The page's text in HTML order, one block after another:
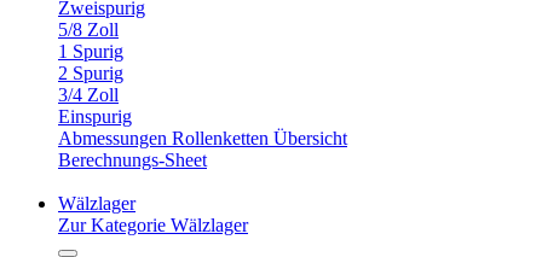
Zweispurig
5/8 Zoll
1 Spurig
2 Spurig
3/4 Zoll
Einspurig
Abmessungen Rollenketten Übersicht
Berechnungs-Sheet
Wälzlager
Zur Kategorie Wälzlager